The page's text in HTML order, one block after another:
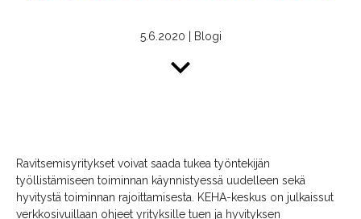
5.6.2020 Blogi
Ravitsemisyritykset voivat saada tukea työntekijän
työllistämiseen toiminnan käynnistyessä uudelleen sekä
hyvitystä toiminnan rajoittamisesta. KEHA-keskus on julkaissut
verkkosivuillaan ohjeet yrityksille tuen ja hyvityksen